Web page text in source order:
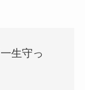
生守っ